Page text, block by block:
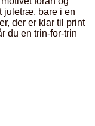
juletræ, bare i en
der er klar til print
du en trin-for-trin